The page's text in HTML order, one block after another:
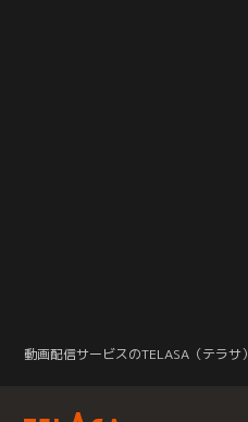
動画配信サービスのTELASA（テラサ）